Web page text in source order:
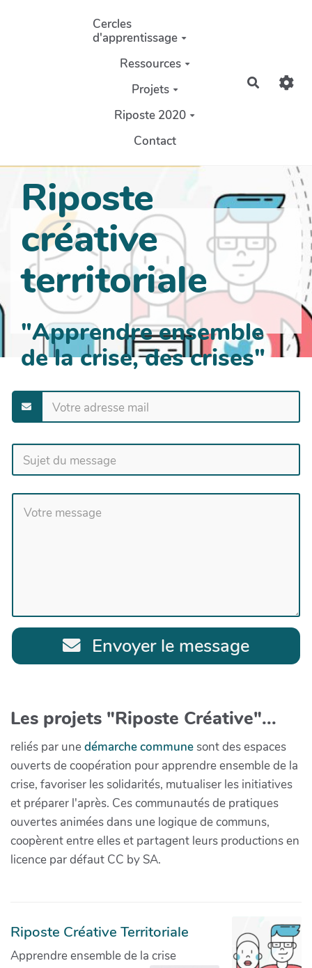
Aller au contenu principal
Cercles
d'apprentissage
Ressources
Projets
Riposte 2020
Contact
Riposte
créative
territoriale
"Apprendre ensemble
de la crise, des crises"
Envoyer le message
Les projets "Riposte Créative"...
reliés par unedémarche communesont des espaces
ouverts de coopération pour apprendre ensemble de la
crise, favoriser les solidarités, mutualiser les initiatives
et préparer l'après. Ces communautés de pratiques
ouvertes animées dans une logique de communs,
coopèrent entre elles et partagent leurs productions en
licence par défaut CC by SA.
Riposte Créative Territoriale
Apprendre ensemble de la crise